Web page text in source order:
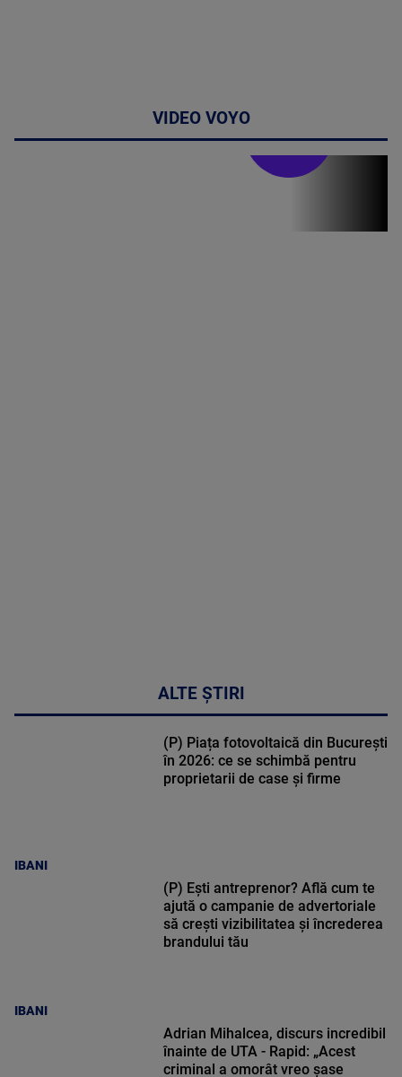
VIDEO VOYO
ALTE ȘTIRI
IBANI
(P) Piața fotovoltaică din București
în 2026: ce se schimbă pentru
proprietarii de case și firme
IBANI
(P) Ești antreprenor? Află cum te
ajută o campanie de advertoriale
să crești vizibilitatea și încrederea
brandului tău
Adrian Mihalcea, discurs incredibil
înainte de UTA - Rapid: „Acest
criminal a omorât vreo șase